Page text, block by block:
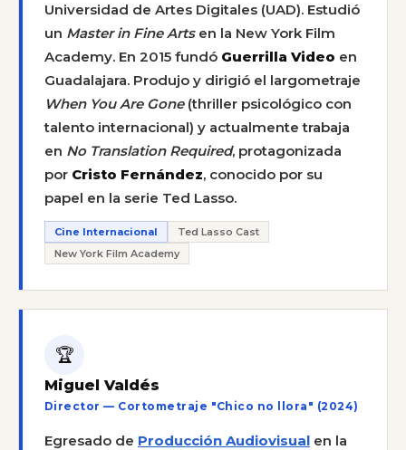
Universidad de Artes Digitales (UAD). Estudió
un Master in Fine Artsen la New York Film
Academy. En 2015 fundó Guerrilla Video en
Guadalajara. Produjo y dirigió el largometraje
When You Are Gone(thriller psicológico con
talento internacional) y actualmente trabaja
en No Translation Required, protagonizada
por Cristo Fernández, conocido por su
papel en la serie Ted Lasso.
Cine Internacional
Ted Lasso Cast
New York Film Academy
🏆
Miguel Valdés
Director — Cortometraje "Chico no llora" (2024)
Egresado de Producción Audiovisual en la